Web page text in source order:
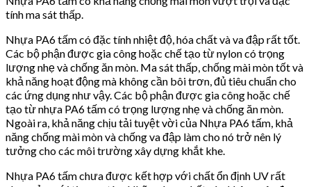
tính ma sát thấp.
Nhựa PA6 tấm có đặc tính nhiệt độ, hóa chất và va đập rất tốt.
Các bộ phận được gia công hoặc chế tạo từ nylon có trọng
lượng nhẹ và chống ăn mòn. Ma sát thấp, chống mài mòn tốt và
khả năng hoạt động mà không cần bôi trơn, đủ tiêu chuẩn cho
các ứng dụng như vậy. Các bộ phận được gia công hoặc chế
tạo từ nhựa PA6 tấm có trọng lượng nhẹ và chống ăn mòn.
Ngoài ra, khả năng chịu tải tuyệt vời của Nhựa PA6 tấm, khả
năng chống mài mòn và chống va đập làm cho nó trở nên lý
tưởng cho các môi trường xây dựng khắt khe.
Nhựa PA6 tấm chưa được kết hợp với chất ổn định UV rất